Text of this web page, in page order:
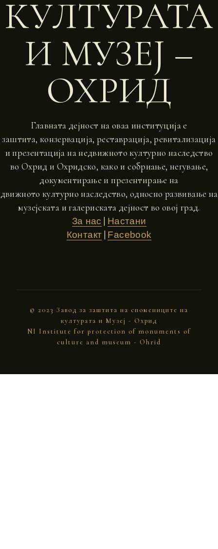
КУЛТУРАТА
И МУЗЕЈ –
ОХРИД
Главната дејност на оваа институција е
заштита, конзервација, реставрација, ревитализација
и презентација на недвижното културно наследство
во Охрид и Охридско, како и собриање, негување,
документирање и презентирање на
движното културно наследство, односно развивање на
музејската и галериската дејност во овој град.
За нас
Настани
Контакт
Facebook
© 2023 Завод за заштита на спомениците на
културата и Музеј - Охрид
NI Institute for protection of monuments of
culture and museum - Ohrid